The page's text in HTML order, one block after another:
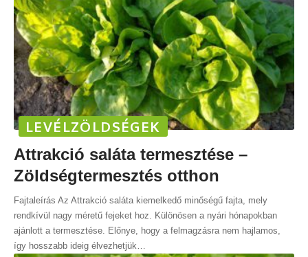
LEVÉLZÖLDSÉGEK
Attrakció saláta termesztése –
Zöldségtermesztés otthon
Fajtaleírás Az Attrakció saláta kiemelkedő minőségű fajta, mely
rendkívül nagy méretű fejeket hoz. Különösen a nyári hónapokban
ajánlott a termesztése. Előnye, hogy a felmagzásra nem hajlamos,
így hosszabb ideig élvezhetjük